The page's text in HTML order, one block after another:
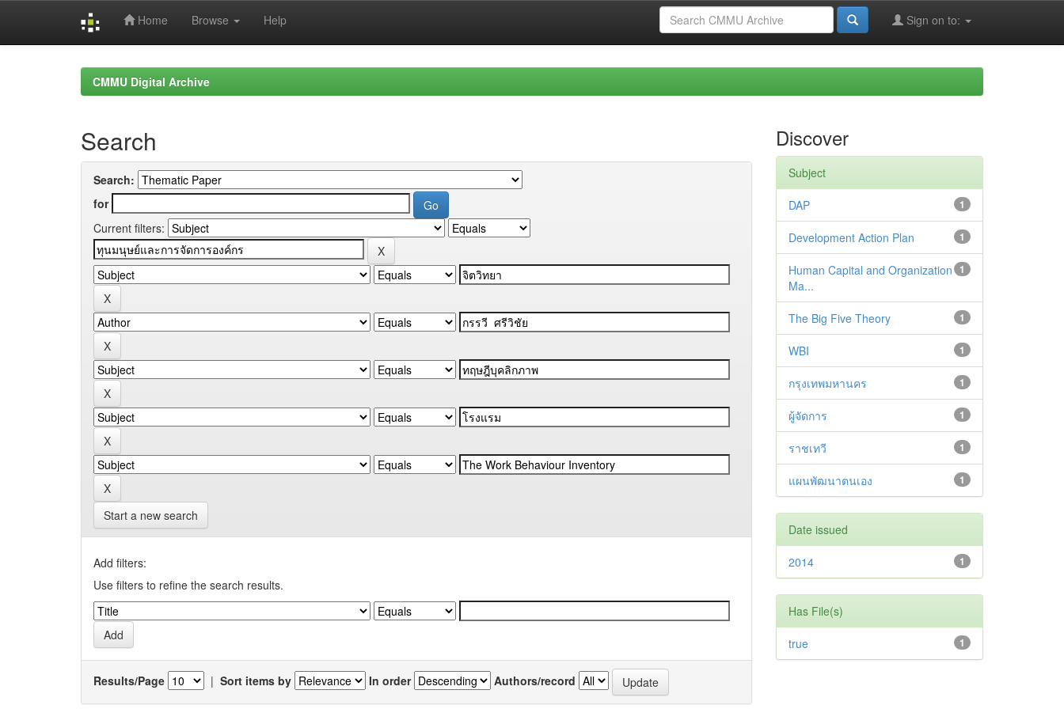
Home Browse Help Sign on to:
CMMU Digital Archive
Search
Search:
for
Current filters:
Start a new search
Add filters:
Use filters to refine the search results.
Results/Page | Sort items by In order Authors/record
Discover
Subject
1
DAP
1
Development Action Plan
1
Human Capital and Organization
Ma...
1
The Big Five Theory
1
WBI
1
กรุงเทพมหานคร
1
ผู้จัดการ
1
ราชเทวี
1
แผนพัฒนาตนเอง
Date issued
1
2014
Has File(s)
1
true